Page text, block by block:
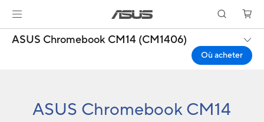
ASUS Chromebook CM14 (CM1406)
Où acheter
ASUS Chromebook CM14